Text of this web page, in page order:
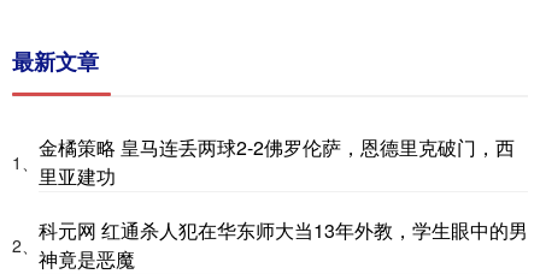
最新文章
1、
金橘策略 皇马连丢两球2-2佛罗伦萨，恩德里克破门，西
里亚建功
2、
科元网 红通杀人犯在华东师大当13年外教，学生眼中的男
神竟是恶魔